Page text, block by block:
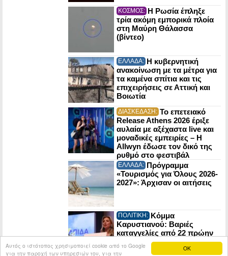
OK
Αυτός ο ιστότοπος χρησιμοποιεί cookie από το Google
για την παροχή των υπηρεσιών του, για την
ΚΟΣΜΟΣ: Η Ρωσία έπληξε
τρία ακόμη εμπορικά πλοία
στη Μαύρη Θάλασσα
(βίντεο)
ΕΛΛΑΔΑ: Η κυβερνητική
ανακοίνωση με τα μέτρα για
τα καμένα σπίτια και τις
επιχειρήσεις σε Αττική και
Βοιωτία
ΔΙΑΣΚΕΔΑΣΗ: Το επετειακό
Release Athens 2026 έριξε
αυλαία με αξέχαστα live και
μοναδικές εμπειρίες – Η
Allwyn έδωσε τον δικό της
ρυθμό στο φεστιβάλ
ΕΛΛΑΔΑ: Πρόγραμμα
«Τουρισμός για Όλους 2026-
2027»: Άρχισαν οι αιτήσεις
ΠΟΛΙΤΙΚΗ: Κόμμα
Καρυστιανού: Βαριές
καταγγελίες από 22 πρώην
στελέχη της Ελπίδας για τη
Δημοκρατία